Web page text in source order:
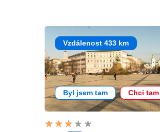
Vzdálenost 433 km
Byl jsem tam Chci tam